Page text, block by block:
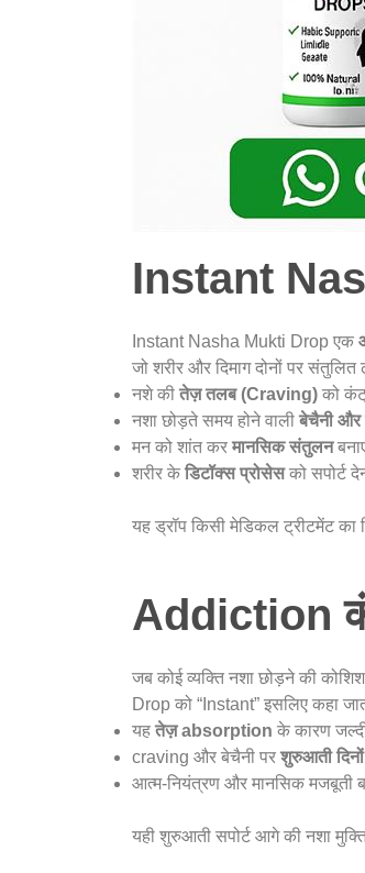
Instant
Instant Nasha Mukti Drop एक
जो शरीर और दिमाग दोनों पर
नशे की तेज़ तलब (Craving) को
नशा छोड़ते समय होने वाली बेचैनी और
मन को शांत कर मानसिक संतुलन
शरीर के डिटॉक्स प्रोसेसको सपोर्ट
यह ड्रॉप किसी मेडिकल ट्रीटमेंट का
Addiction
जब कोई व्यक्ति नशा छोड़ने की
Drop को “Instant” इसलिए कहा
यह तेज़ absorption के कारण
craving और बेचैनी पर शुरुआती
आत्म-नियंत्रण और मानसिक मजबूती
यही शुरुआती सपोर्ट आगे की नशा